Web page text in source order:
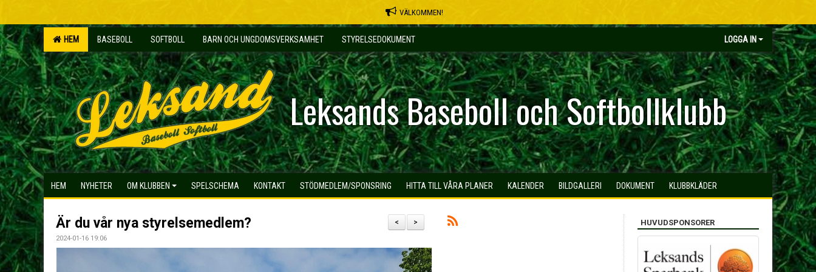
VÄLKOMMEN!
HEM BASEBOLL SOFTBOLL BARN OCH UNGDOMSVERKSAMHET STYRELSEDOKUMENT LOGGA IN
Leksands Baseboll och Softbollklubb
HEM NYHETER OM KLUBBEN SPELSCHEMA KONTAKT STÖDMEDLEM/SPONSRING HITTA TILL VÅRA PLANER KALENDER BILDGALLERI DOKUMENT KLUBBKLÄDER
>
<
Är du vår nya styrelsemedlem?
2024-01-16 19:06
HUVUDSPONSORER